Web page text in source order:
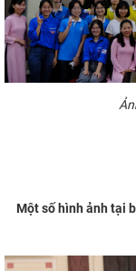
Một số hình ảnh tại